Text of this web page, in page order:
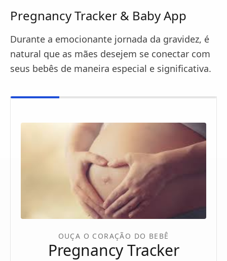
Pregnancy Tracker & Baby App
Durante a emocionante jornada da gravidez, é
natural que as mães desejem se conectar com
seus bebês de maneira especial e significativa.
OUÇA O CORAÇÃO DO BEBÊ
Pregnancy Tracker